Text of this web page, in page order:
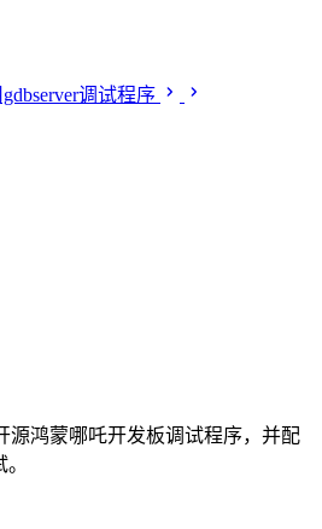
调试程序
源鸿蒙哪吒开发板调试程序，并配